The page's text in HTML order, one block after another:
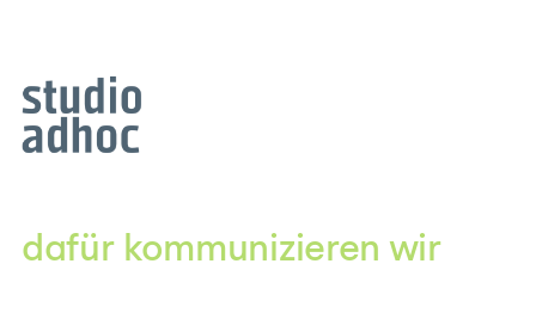
dafür kommunizieren wir